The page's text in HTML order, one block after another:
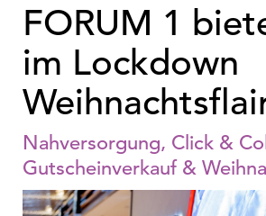
FORUM 1
im Lockdown
Nahversorgung, Click &
Gutscheinverkauf &